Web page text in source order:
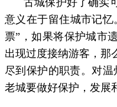
意义在于留住城市记
票”，如果将保护城市
出现过度接纳游客，那
尽到保护的职责。对
老城要做好保护，发展